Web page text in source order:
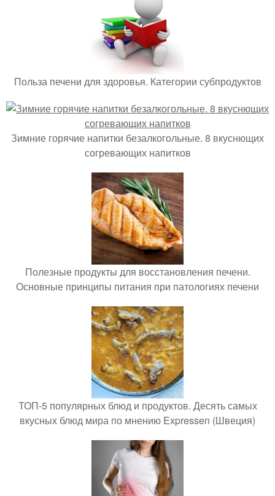
Польза печени для здоровья. Категории субпродуктов
Зимние горячие напитки безалкогольные. 8 вкуснющих
согревающих напитков
Полезные продукты для восстановления печени.
Основные принципы питания при патологиях печени
ТОП-5 популярных блюд и продуктов. Десять самых
вкусных блюд мира по мнению Expressen (Швеция)